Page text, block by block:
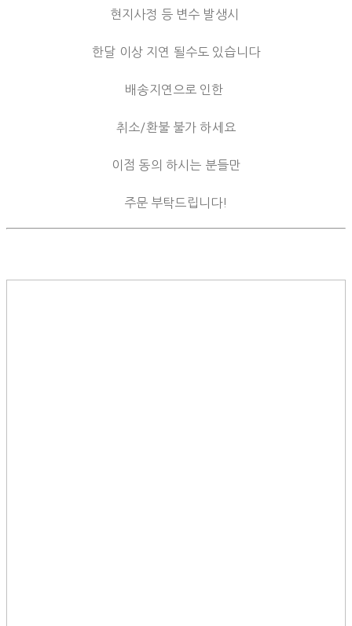
현지사정 등 변수 발생시
한달 이상 지연 될수도 있습니다
배송지연으로 인한
취소/환불 불가 하세요
이점 동의 하시는 분들만
주문 부탁드립니다!